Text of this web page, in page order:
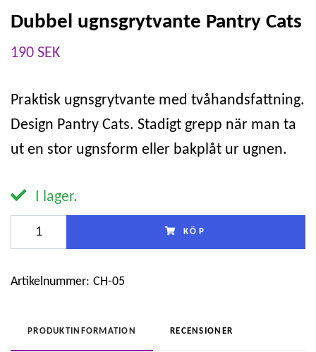
Dubbel ugnsgrytvante Pantry Cats
190 SEK
Praktisk ugnsgrytvante med tvåhandsfattning.
Design Pantry Cats. Stadigt grepp när man ta
ut en stor ugnsform eller bakplåt ur ugnen.
I lager.
KÖP
Artikelnummer: CH-05
PRODUKTINFORMATION RECENSIONER